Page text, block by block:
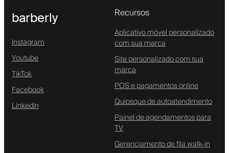
barberly
Instagram
Youtube
TikTok
Facebook
Linkedin
Recursos
Aplicativo móvel personalizado
com sua marca
Site personalizado com sua
marca
POS e pagamentos online
Quiosque de autoatendimento
Painel de agendamentos para
TV
Gerenciamento de fila walk-in